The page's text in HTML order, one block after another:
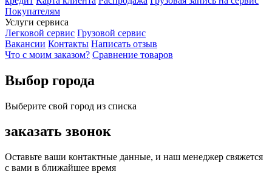
Покупателям
Услуги сервиса
Легковой сервис Грузовой сервис
Вакансии Контакты Написать отзыв
Что с моим заказом? Сравнение товаров
Выбор города
Выберите свой город из списка
заказать звонок
Оставьте ваши контактные данные, и наш менеджер свяжется
с вами в ближайшее время